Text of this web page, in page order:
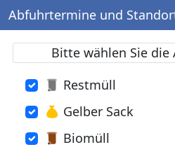
Abfuhrtermine und
Bitte wählen Sie die
Restmüll
Gelber Sack
Biomüll